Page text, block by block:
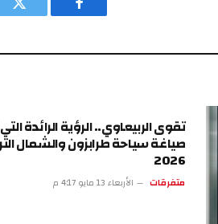
فيسبوكتويتر
تقوى الربيعاوي.. الرؤية الرائدة التي أعادت
صياغة سياحة طرابزون والشمال التركي
الأربعاء 13 مايو 4:17 م